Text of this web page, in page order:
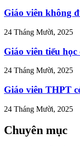
Giáo viên không
24 Tháng Mười, 2025
Giáo viên tiểu
24 Tháng Mười, 2025
Giáo viên THPT
24 Tháng Mười, 2025
Chuyên mục